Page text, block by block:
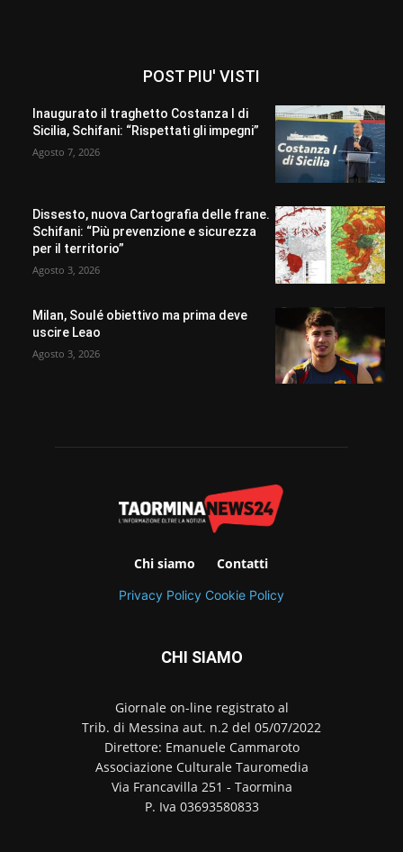
POST PIU' VISTI
Inaugurato il traghetto Costanza I di
Sicilia, Schifani: “Rispettati gli impegni”
Agosto 7, 2026
Dissesto, nuova Cartografia delle frane.
Schifani: “Più prevenzione e sicurezza
per il territorio”
Agosto 3, 2026
Milan, Soulé obiettivo ma prima deve
uscire Leao
Agosto 3, 2026
Chi siamo Contatti
Privacy Policy Cookie Policy
CHI SIAMO
Giornale on-line registrato al
Trib. di Messina aut. n.2 del 05/07/2022
Direttore: Emanuele Cammaroto
Associazione Culturale Tauromedia
Via Francavilla 251 - Taormina
P. Iva 03693580833